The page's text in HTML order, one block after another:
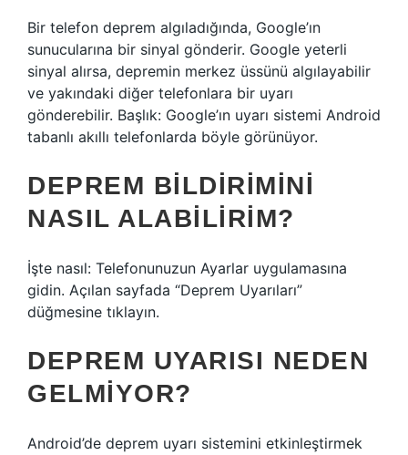
Bir telefon deprem algıladığında, Google’ın
sunucularına bir sinyal gönderir. Google yeterli
sinyal alırsa, depremin merkez üssünü algılayabilir
ve yakındaki diğer telefonlara bir uyarı
gönderebilir. Başlık: Google’ın uyarı sistemi Android
tabanlı akıllı telefonlarda böyle görünüyor.
DEPREM BILDIRIMINI
NASIL ALABILIRIM?
İşte nasıl: Telefonunuzun Ayarlar uygulamasına
gidin. Açılan sayfada “Deprem Uyarıları”
düğmesine tıklayın.
DEPREM UYARISI NEDEN
GELMIYOR?
Android’de deprem uyarı sistemini etkinleştirmek